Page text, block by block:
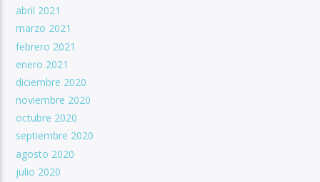
abril 2021
marzo 2021
febrero 2021
enero 2021
diciembre 2020
noviembre 2020
octubre 2020
septiembre 2020
agosto 2020
julio 2020